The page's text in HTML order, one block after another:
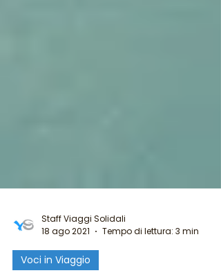
18 ago 2021